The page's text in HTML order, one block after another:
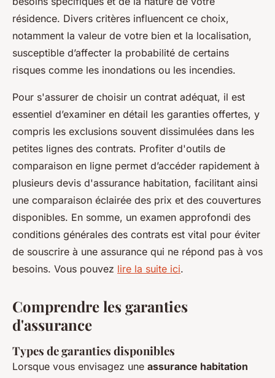
résidence. Divers critères influencent ce choix,
notamment la valeur de votre bien et la localisation,
susceptible d’affecter la probabilité de certains
risques comme les inondations ou les incendies.
Pour s'assurer de choisir un contrat adéquat, il est
essentiel d’examiner en détail les garanties offertes, y
compris les exclusions souvent dissimulées dans les
petites lignes des contrats. Profiter d'outils de
comparaison en ligne permet d’accéder rapidement à
plusieurs devis d'assurance habitation, facilitant ainsi
une comparaison éclairée des prix et des couvertures
disponibles. En somme, un examen approfondi des
conditions générales des contrats est vital pour éviter
de souscrire à une assurance qui ne répond pas à vos
besoins. Vous pouvez lire la suite ici.
Comprendre les garanties
d'assurance
Types de garanties disponibles
Lorsque vous envisagez une assurance habitation